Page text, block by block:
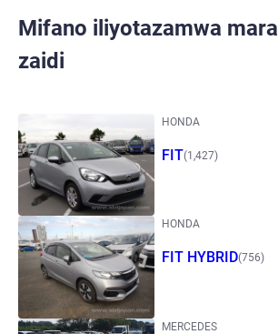
Mifano iliyotazamwa
zaidi
HONDA
FIT(1,427)
HONDA
FIT HYBRID(756)
MERCEDES